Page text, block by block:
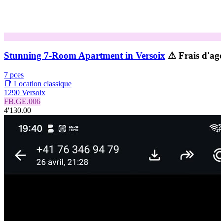
Stunning 7-Room Apartment in Versoix ⚠ Frais
7 pces
📑 Location classique
1290 Versoix
FB.GE.006
4'130.00